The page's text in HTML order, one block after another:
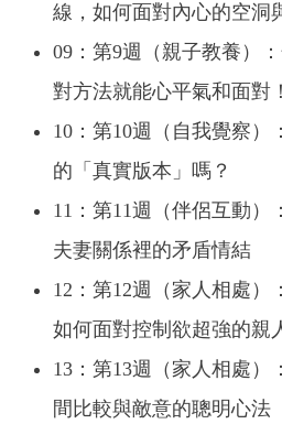
線，如何面對內心的空洞
09：第9週（親子教養）
對方法就能心平氣和面對！
10：第10週（自我覺察）
的「真實版本」嗎？
11：第11週（伴侶互動）
夫妻關係裡的矛盾情結
12：第12週（家人相處）
如何面對控制欲超強的親
13：第13週（家人相處）
間比較與敵意的聰明心法